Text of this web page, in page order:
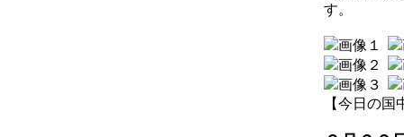
す。
【今日の国